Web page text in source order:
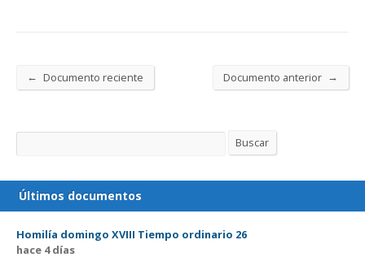
← Documento reciente Documento anterior →
Buscar Buscar
Últimos documentos
Homilía domingo XVIII Tiempo ordinario 26
hace 4 días